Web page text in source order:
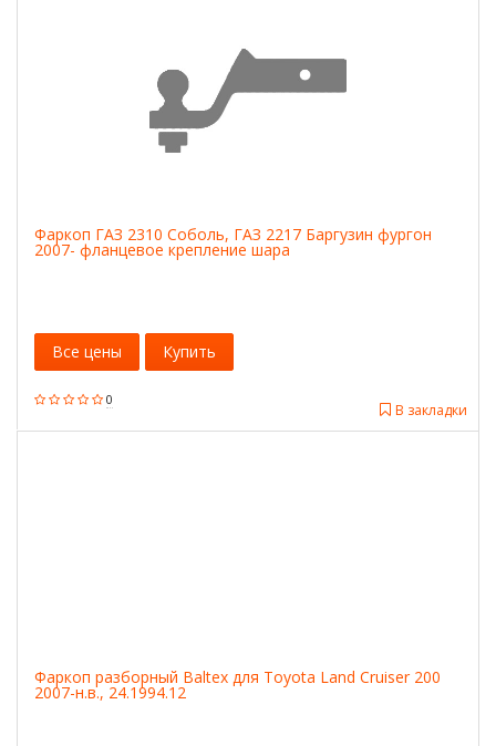
Фаркоп ГАЗ 2310 Соболь, ГАЗ 2217 Баргузин фургон
2007- фланцевое крепление шара
0
В закладки
Все цены Купить
Фаркоп разборный Baltex для Toyota Land Cruiser 200
2007-н.в., 24.1994.12